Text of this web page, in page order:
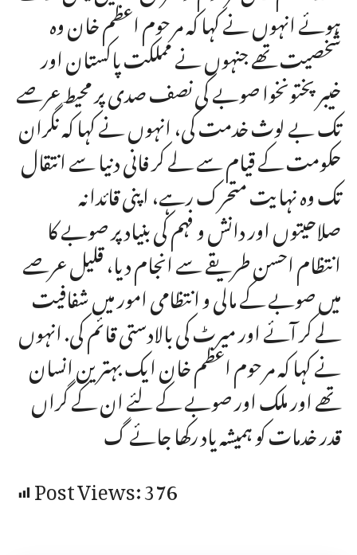
ہوئے انہوں نے کہا کہ مرحوم اعظم خان وہ
شخصیت تھے جنہوں نے مملکت پاکستان اور
خیبرپختونخوا صوبے کی نصف صدی پر محیط عرصے
تک بے لوث خدمت کی، انہوں نے کہا کہ نگران
حکومت کے قیام سے لے کر فانی دنیا سے انتقال
تک وہ نہایت متحرک رہے، اپنی قائدانہ
صلاحیتوں اور دانش و فہم کی بنیاد پر صوبے کا
انتظام احسن طریقے سے انجام دیا، قلیل عرصے
میں صوبے کے مالی و انتظامی امور میں شفافیت
لے کر آئے اور میرٹ کی بالادستی قائم کی. انہوں
نے کہا کہ مرحوم اعظم خان ایک بہترین انسان
تھے اور ملک اور صوبے کے لئے ان کے گراں
قدر خدمات کو ہمیشہ یاد رکھا جائے گ
Post Views:376